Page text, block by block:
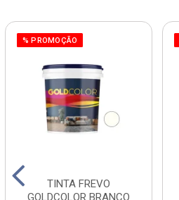
% PROMOÇÃO
TINTA FREVO
GOLDCOLOR BRANCO